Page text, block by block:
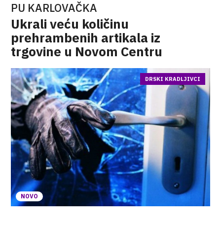
PU KARLOVAČKA
Ukrali veću količinu
prehrambenih artikala iz
trgovine u Novom Centru
NOVO
DRSKI KRADLJIVCI